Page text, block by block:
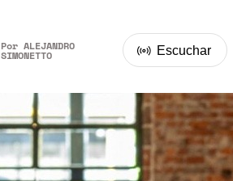
PorALEJANDRO
SIMONETTO